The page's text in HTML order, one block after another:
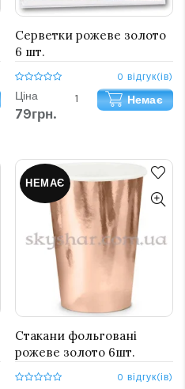
Серветки рожеве золото
6 шт.
0 відгук(ів)
Ціна
79грн.
Немає
НЕМАЄ
Стакани фольговані
рожеве золото 6шт.
0 відгук(ів)